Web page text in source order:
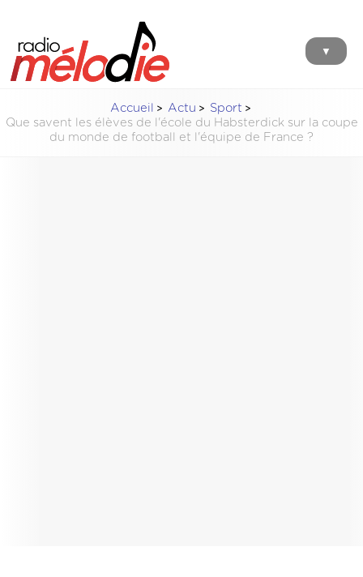
▼
Accueil Actu
Sport
Que savent les élèves de l'école du Habsterdick sur la coupe
du monde de football et l'équipe de France ?